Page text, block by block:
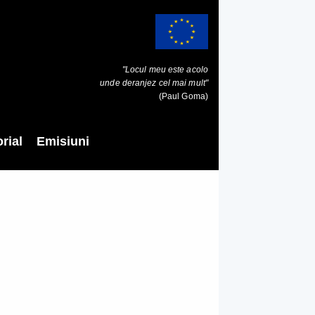
"Locul meu este acolo
unde deranjez cel mai mult"
(Paul Goma)
Emisiuni